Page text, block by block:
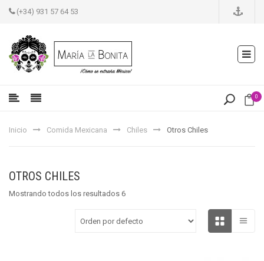
(+34) 931 57 64 53
0
Inicio Comida Mexicana Chiles Otros Chiles
OTROS CHILES
Mostrando todos los resultados 6